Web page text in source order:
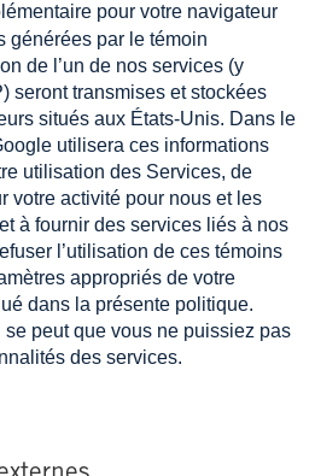
pour votre navigateur
générées par le témoin
de l’un de nos services (y
seront transmises et stockées
situés aux États-Unis. Dans le
utilisera ces informations
utilisation des Services, de
votre activité pour nous et les
à fournir des services liés à nos
l’utilisation de ces témoins
appropriés de votre
dans la présente politique.
peut que vous ne puissiez pas
des services.